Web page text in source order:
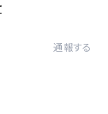
通報する